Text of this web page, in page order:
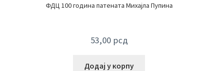
ФДЦ 100 година патената Михајла Пупина
53,00 рсд
Додај у корпу